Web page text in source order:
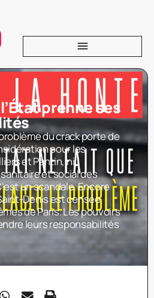
prenne ses
du crack porte de
pour les
et Pantin, ni
et social des
un scandale. Encore
Denis est censée
de Paris. Les pouvoirs
leurs responsabilités